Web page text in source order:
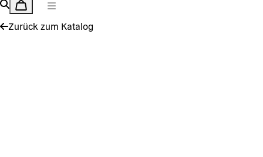
Zurück zum Katalog